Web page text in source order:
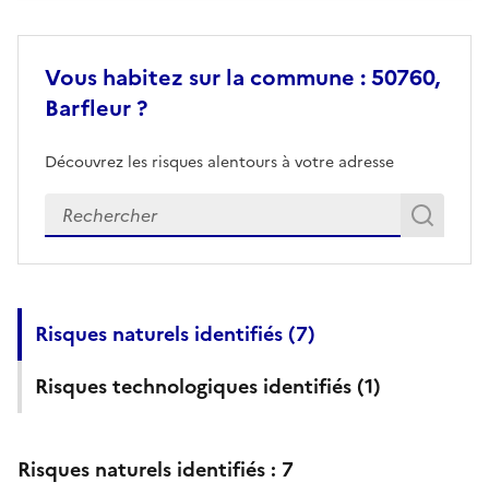
Vous habitez sur la commune : 50760,
Barfleur ?
Découvrez les risques alentours à votre adresse
Veuillez renseigner votre adresse exacte
Risques naturels identifiés (7)
Risques technologiques identifiés (1)
Risques naturels identifiés : 7